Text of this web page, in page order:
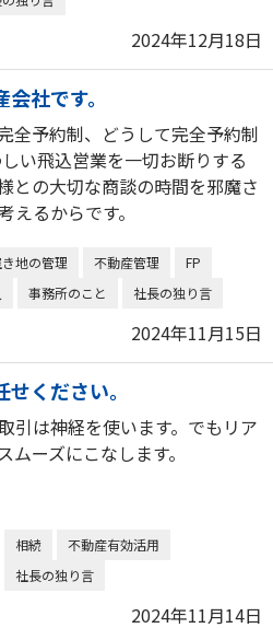
2024年12月18日
社です。
全予約制、どうして完全予約制
い飛込営業を一切お断りする
との大切な商談の時間を邪魔さ
えるからです。
地の管理 不動産管理
FP
事務所のこと 社長の独り言
2024年11月15日
ください。
引は神経を使います。でもリア
ムーズにこなします。
相続
不動産有効活用
社長の独り言
2024年11月14日